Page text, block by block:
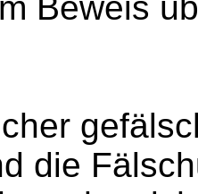
Beweis
die